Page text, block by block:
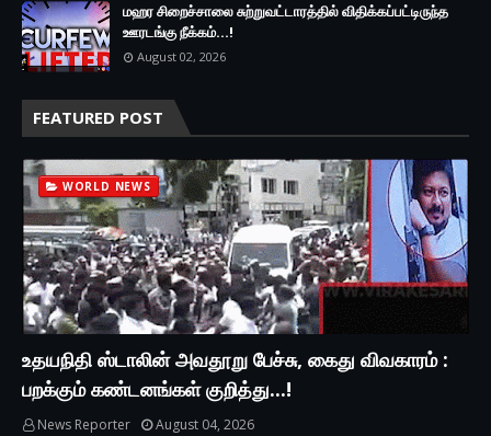
மஹர சிறைச்சாலை சுற்றுவட்டாரத்தில் விதிக்கப்பட்டிருந்த
ஊரடங்கு நீக்கம்...!
August 02, 2026
FEATURED POST
WORLD NEWS
உதயநிதி ஸ்டாலின் அவதூறு பேச்சு, கைது விவகாரம் :
பறக்கும் கண்டனங்கள் குறித்து...!
News Reporter
August 04, 2026